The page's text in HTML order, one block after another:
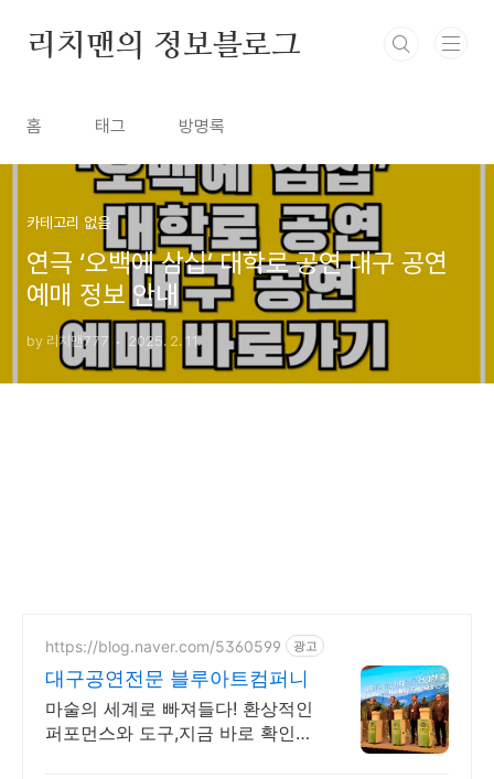
리치맨의 정보블로그
홈 태그 방명록
카테고리 없음
연극 ‘오백에 삼십’ 대학로 공연 대구 공연
예매 정보 안내
by 리치맨777 2025. 2. 11.
https://blog.naver.com/5360599 광고
대구공연전문 블루아트컴퍼니
마술의 세계로 빠져들다! 환상적인
퍼포먼스와 도구,지금 바로 확인하